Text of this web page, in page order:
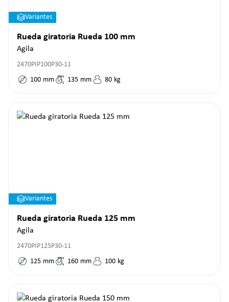
Variantes
Rueda giratoria Rueda 100 mm
Agila
2470PIP100P30-11
100 mm 135 mm 80 kg
Variantes
Rueda giratoria Rueda 125 mm
Agila
2470PIP125P30-11
125 mm 160 mm 100 kg